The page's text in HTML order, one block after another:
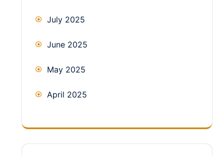
July 2025
June 2025
May 2025
April 2025